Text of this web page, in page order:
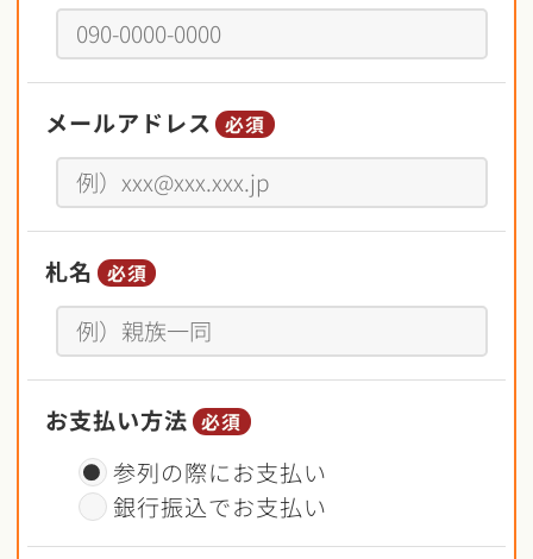
メールアドレス 必須
札名 必須
お支払い方法 必須
参列の際にお支払い
銀行振込でお支払い